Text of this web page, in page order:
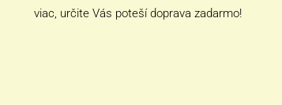
viac, určite Vás poteší doprava zadarmo!